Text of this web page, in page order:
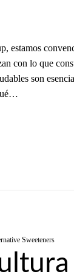
estamos
con lo que
son
Sweeteners